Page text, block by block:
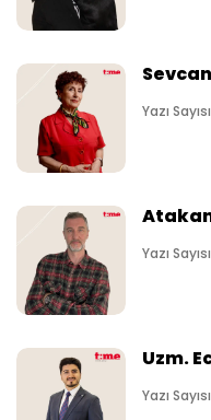
Yazı
Yazı
Uzm.
Yazı